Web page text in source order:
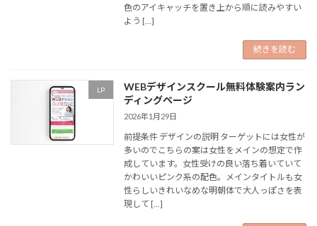
色のアイキャッチを置き上から順に読みやすい
よう […]
続きを読む
LP
WEBデザインスクール無料体験案内ラン
ディングページ
2026年1月29日
前提条件 デザインの説明 ターゲットには女性が
多いのでこちらの案は女性をメインの想定で作
成しています。女性受けの良い落ち着いていて
かわいいピンク系の配色。メインタイトルも女
性らしいきれいなめな明朝体で大人っぽさを表
現して […]